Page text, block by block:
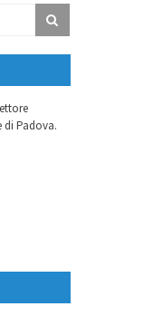
di Padova.